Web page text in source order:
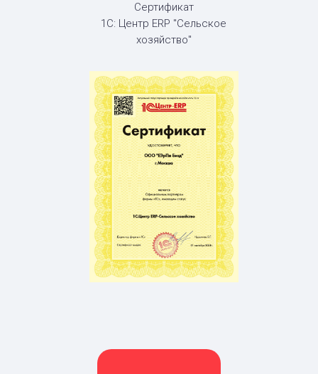
Сертификат
1С: Центр ERP "Сельское
хозяйство"